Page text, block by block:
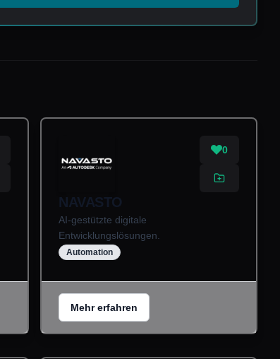
0
NAVASTO
AI-gestützte digitale
Entwicklungslösungen.
Automation
Mehr erfahren